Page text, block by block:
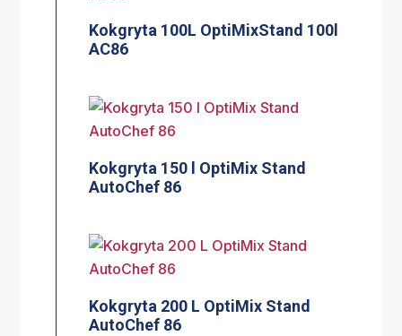
Kokgryta 100L OptiMixStand 100l
AC86
Kokgryta 150 l OptiMix Stand
AutoChef 86
Kokgryta 200 L OptiMix Stand
AutoChef 86